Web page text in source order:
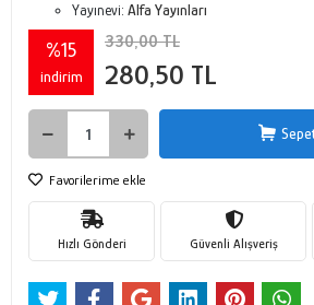
Yayınevi: Alfa Yayınları
%15
indirim
330,00 TL
280,50 TL
Favorilerime ekle
Hızlı Gönderi Güvenli Alışveriş